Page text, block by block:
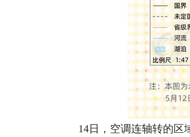
14日，空调连轴转的区域